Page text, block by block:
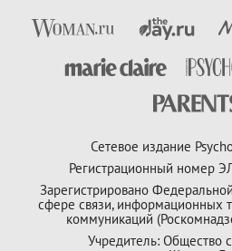
Сетевое издание
Регистрационный номер
Зарегистрировано
сфере связи, информационных
коммуникаций
Учредитель: Общество